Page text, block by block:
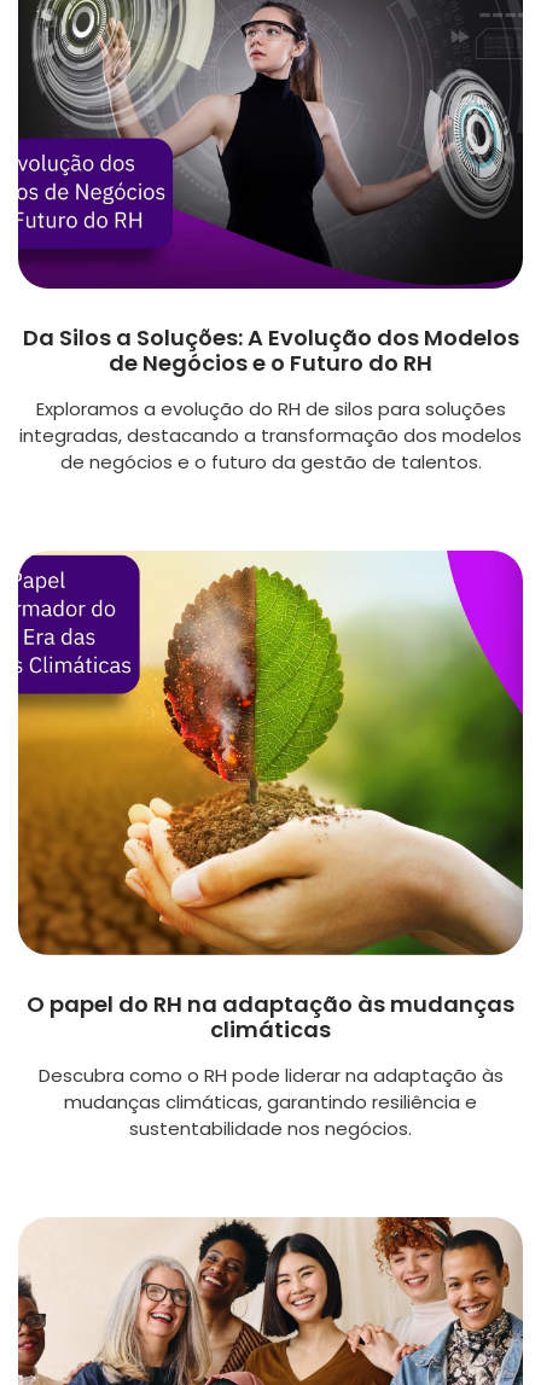
Da Silos a Soluções: A Evolução dos Modelos
de Negócios e o Futuro do RH
Exploramos a evolução do RH de silos para soluções
integradas, destacando a transformação dos modelos
de negócios e o futuro da gestão de talentos.
O papel do RH na adaptação às mudanças
climáticas
Descubra como o RH pode liderar na adaptação às
mudanças climáticas, garantindo resiliência e
sustentabilidade nos negócios.